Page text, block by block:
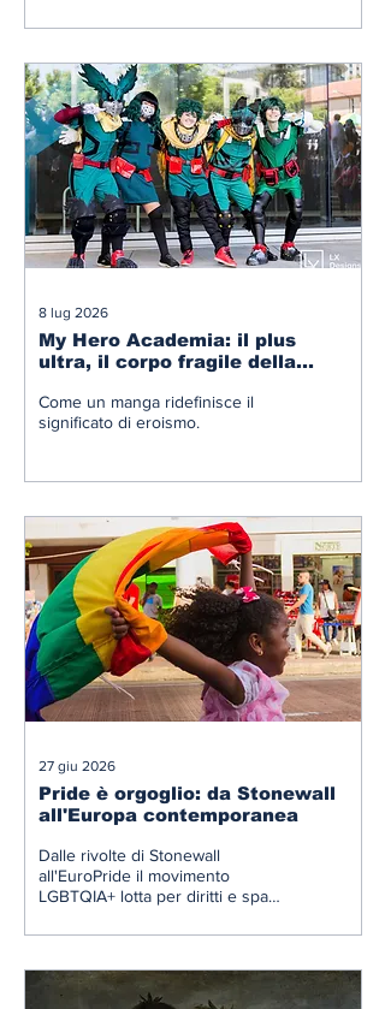
she
8 lug 2026
My Hero Academia: il plus
ultra, il corpo fragile della
dell’identità
Come un manga ridefinisce il
significato di eroismo.
27 giu 2026
Pride è orgoglio: da Stonewall
all'Europa contemporanea
Dalle rivolte di Stonewall
all'EuroPride il movimento
LGBTQIA+ lotta per diritti e spazi